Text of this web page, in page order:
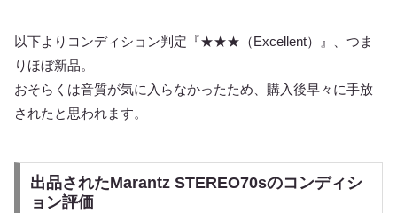
以下よりコンディション判定『★★★（Excellent）』、つま
りほぼ新品。
おそらくは音質が気に入らなかったため、購入後早々に手放
されたと思われます。
出品されたMarantz STEREO70sのコンディシ
ョン評価